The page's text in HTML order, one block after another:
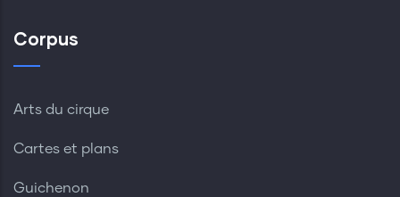
Corpus
Arts du cirque
Cartes et plans
Guichenon